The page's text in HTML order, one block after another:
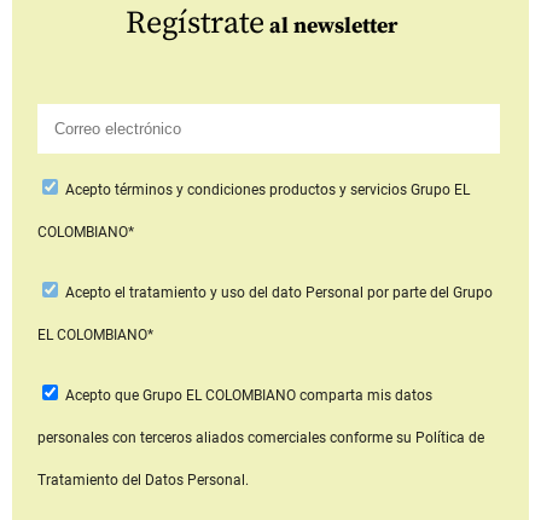
Regístrate al newsletter
Aceptotérminos y condiciones productos y serviciosGrupo EL
COLOMBIANO*
Acepto el tratamiento y uso del dato Personal por parte del Grupo
EL COLOMBIANO*
Acepto que Grupo EL COLOMBIANOcomparta mis datos
personales con terceros aliados comerciales conforme su Política de
Tratamiento del Datos Personal.